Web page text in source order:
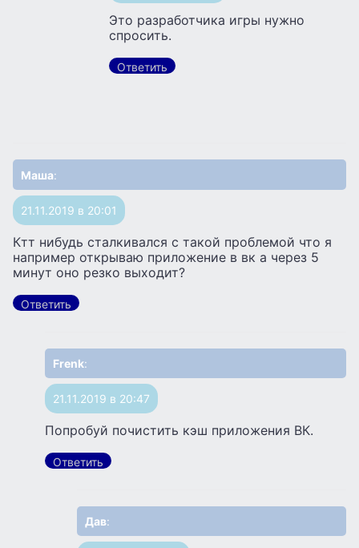
Это разработчика игры нужно
спросить.
Ответить
Маша:
21.11.2019 в 20:01
Ктт нибудь сталкивался с такой проблемой что я
например открываю приложение в вк а через 5
минут оно резко выходит?
Ответить
Frenk:
21.11.2019 в 20:47
Попробуй почистить кэш приложения ВК.
Ответить
Дав: